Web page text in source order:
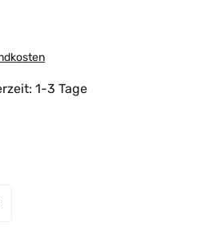
1-3 Tage
den